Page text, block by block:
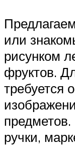
или
рисунком
фруктов.
требуется
ручки,